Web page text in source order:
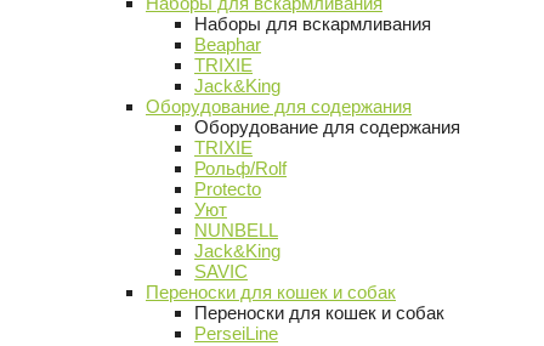
Наборы для вскармливания
Beaphar
TRIXIE
Jack&King
Оборудование для содержания
Оборудование для содержания
TRIXIE
Рольф/Rolf
Protecto
Уют
NUNBELL
Jack&King
SAVIC
Переноски для кошек и собак
Переноски для кошек и собак
PerseiLine